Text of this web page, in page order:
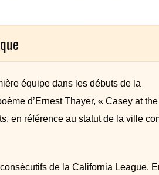
équipe dans les débuts de la
d’Ernest Thayer, « Casey at
en référence au statut de la ville
de la California League.